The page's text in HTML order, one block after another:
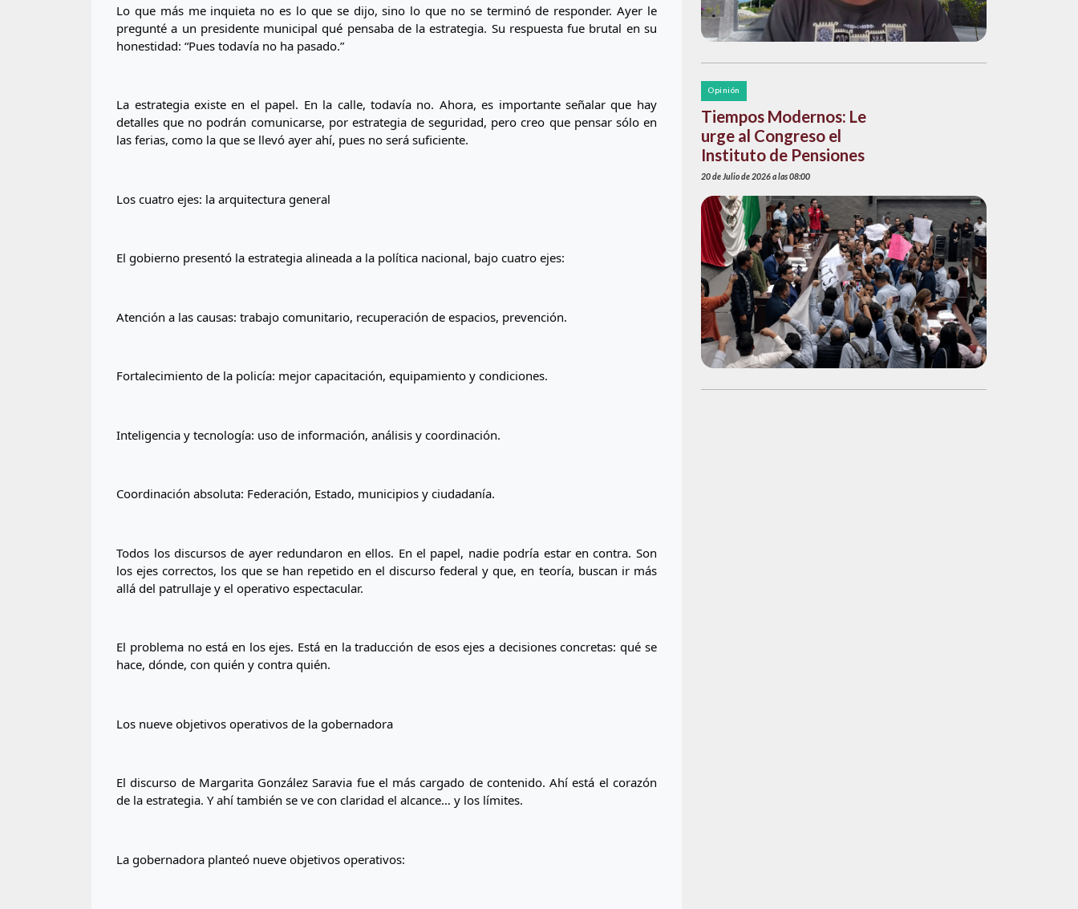
Lo que más me inquieta no es lo que se dijo, sino lo que no se terminó de responder. Ayer le
pregunté a un presidente municipal qué pensaba de la estrategia. Su respuesta fue brutal en su
honestidad: “Pues todavía no ha pasado.”
La estrategia existe en el papel. En la calle, todavía no. Ahora, es importante señalar que hay
detalles que no podrán comunicarse, por estrategia de seguridad, pero creo que pensar sólo en
las ferias, como la que se llevó ayer ahí, pues no será suficiente.
Los cuatro ejes: la arquitectura general
El gobierno presentó la estrategia alineada a la política nacional, bajo cuatro ejes:
Atención a las causas: trabajo comunitario, recuperación de espacios, prevención.
Fortalecimiento de la policía: mejor capacitación, equipamiento y condiciones.
Inteligencia y tecnología: uso de información, análisis y coordinación.
Coordinación absoluta: Federación, Estado, municipios y ciudadanía.
Todos los discursos de ayer redundaron en ellos. En el papel, nadie podría estar en contra. Son
los ejes correctos, los que se han repetido en el discurso federal y que, en teoría, buscan ir más
allá del patrullaje y el operativo espectacular.
El problema no está en los ejes. Está en la traducción de esos ejes a decisiones concretas: qué se
hace, dónde, con quién y contra quién.
Los nueve objetivos operativos de la gobernadora
El discurso de Margarita González Saravia fue el más cargado de contenido. Ahí está el corazón
de la estrategia. Y ahí también se ve con claridad el alcance… y los límites.
La gobernadora planteó nueve objetivos operativos:
Opinión
Tiempos Modernos: Le
urge al Congreso el
Instituto de Pensiones
20 de Julio de 2026 a las 08:00